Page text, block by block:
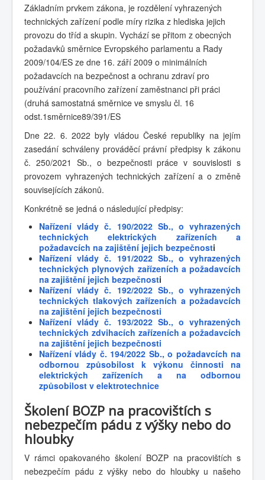
Základním prvkem zákona, je rozdělení vyhrazených
technických zařízení podle míry rizika z hlediska jejich
provozu do tříd a skupin. Vychází se přitom z obecných
požadavků směrnice Evropského parlamentu a Rady
2009/104/ES ze dne 16. září 2009 o minimálních
požadavcích na bezpečnost a ochranu zdraví pro
používání pracovního zařízení zaměstnanci při práci
(druhá samostatná směrnice ve smyslu čl. 16
odst.1směrnice89/391/ES
Dne 22. 6. 2022 byly vládou České republiky na jejím
zasedání schváleny prováděcí právní předpisy k zákonu
č. 250/2021 Sb., o bezpečnosti práce v souvislosti s
provozem vyhrazených technických zařízení a o změně
souvisejících zákonů.
Konkrétně se jedná o následující předpisy:
Nařízení vlády č. 190/2022 Sb., o vyhrazených
technických elektrických zařízeních a
požadavcích na zajištění jejich bezpečnosti
Nařízení vlády č. 191/2022 Sb., o vyhrazených
technických plynových zařízeních a požadavcích
na zajištění jejich bezpečnosti
Nařízení vlády č. 192/2022 Sb., o vyhrazených
technických tlakových zařízeních a požadavcích
na zajištění jejich bezpečnosti
Nařízení vlády č. 193/2022 Sb., o vyhrazených
technických zdvihacích zařízeních a požadavcích
na zajištění jejich bezpečnosti
Nařízení vlády č. 194/2022 Sb., o požadavcích na
odbornou způsobilost k výkonu činnosti na
elektrických zařízeních a na odbornou
způsobilost v elektrotechnice
Školení BOZP na pracovištích s
nebezpečím pádu z výšky nebo do
hloubky
V rámci opakovaného školení BOZP na pracovištích s
nebezpečím pádu z výšky nebo do hloubky u našeho